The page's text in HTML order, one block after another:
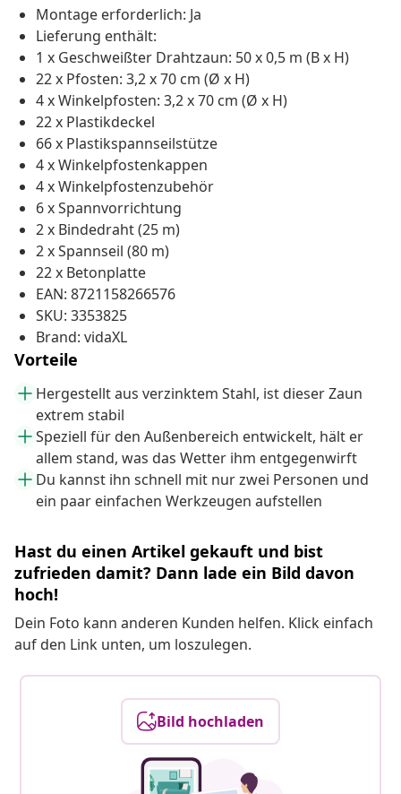
Montage erforderlich: Ja
Lieferung enthält:
1 x Geschweißter Drahtzaun: 50 x 0,5 m (B x H)
22 x Pfosten: 3,2 x 70 cm (Ø x H)
4 x Winkelpfosten: 3,2 x 70 cm (Ø x H)
22 x Plastikdeckel
66 x Plastikspannseilstütze
4 x Winkelpfostenkappen
4 x Winkelpfostenzubehör
6 x Spannvorrichtung
2 x Bindedraht (25 m)
2 x Spannseil (80 m)
22 x Betonplatte
EAN: 8721158266576
SKU: 3353825
Brand: vidaXL
Vorteile
Hergestellt aus verzinktem Stahl, ist dieser Zaun
extrem stabil
Speziell für den Außenbereich entwickelt, hält er
allem stand, was das Wetter ihm entgegenwirft
Du kannst ihn schnell mit nur zwei Personen und
ein paar einfachen Werkzeugen aufstellen
Hast du einen Artikel gekauft und bist
zufrieden damit? Dann lade ein Bild davon
hoch!
Dein Foto kann anderen Kunden helfen. Klick einfach
auf den Link unten, um loszulegen.
Bild hochladen